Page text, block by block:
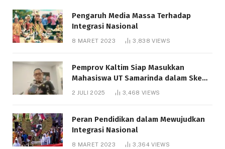
Pengaruh Media Massa Terhadap
Integrasi Nasional
8 MARET 2023 3,838VIEWS
Pemprov Kaltim Siap Masukkan
Mahasiswa UT Samarinda dalam Skema
Bantuan Pendidikan Gratispol
2 JULI 2025 3,468 VIEWS
Peran Pendidikan dalam Mewujudkan
Integrasi Nasional
8 MARET 2023 3,364VIEWS